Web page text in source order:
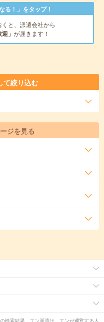
！」をタップ！
くと、派遣会社から
」 が届きます！
て絞り込む
ジを見る
検索結果。エン派遣は、エンが運営する人